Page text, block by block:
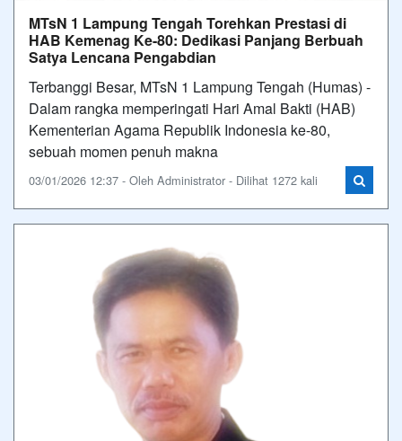
MTsN 1 Lampung Tengah Torehkan Prestasi di
HAB Kemenag Ke-80: Dedikasi Panjang Berbuah
Satya Lencana Pengabdian
Terbanggi Besar, MTsN 1 Lampung Tengah (Humas) -
Dalam rangka memperingati Hari Amal Bakti (HAB)
Kementerian Agama Republik Indonesia ke-80,
sebuah momen penuh makna
03/01/2026 12:37 - Oleh Administrator - Dilihat 1272 kali